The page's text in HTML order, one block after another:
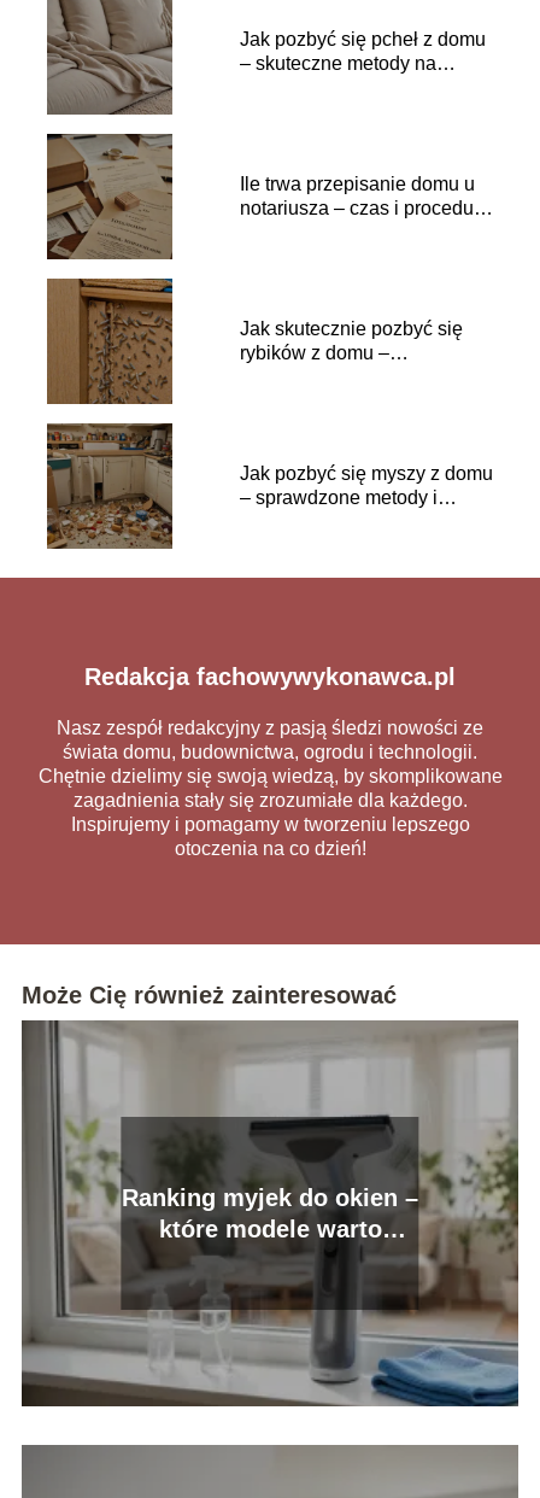
Jak pozbyć się pcheł z domu
– skuteczne metody na
Ile trwa przepisanie domu u
notariusza – czas i procedury
Jak skutecznie pozbyć się
rybików z domu –
Jak pozbyć się myszy z domu
– sprawdzone metody i
Redakcja fachowywykonawca.pl
Nasz zespół redakcyjny z pasją śledzi nowości ze
świata domu, budownictwa, ogrodu i technologii.
Chętnie dzielimy się swoją wiedzą, by skomplikowane
zagadnienia stały się zrozumiałe dla każdego.
Inspirujemy i pomagamy w tworzeniu lepszego
otoczenia na co dzień!
Może Cię również zainteresować
Ranking myjek do okien –
które modele warto
kupić?